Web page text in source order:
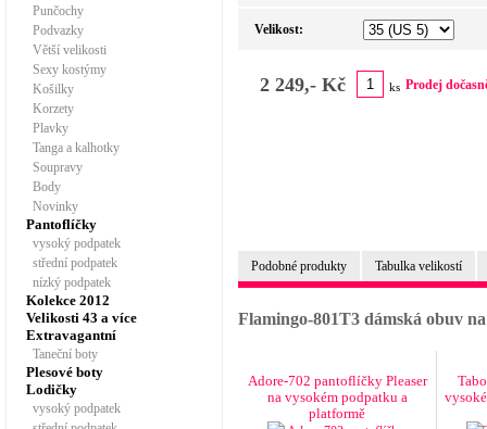
Punčochy
Podvazky
Větší velikosti
Sexy kostýmy
Košilky
Korzety
Plavky
Tanga a kalhotky
Soupravy
Body
Novinky
Pantoflíčky
vysoký podpatek
střední podpatek
nízký podpatek
Kolekce 2012
Velikosti 43 a více
Extravagantní
Taneční boty
Plesové boty
Lodičky
vysoký podpatek
Velikost:
2 249,- Kč ks Prodej
Podobné produkty Tabulka velikostí
Flamingo-801T3 dámská obuv
Adore-702 pantoflíčky Pleaser
na vysokém podpatku a
platformě